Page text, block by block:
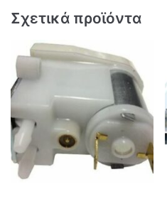
Σχετικά προϊόντα